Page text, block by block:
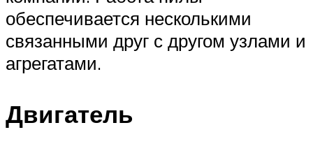
обеспечивается несколькими
связанными друг с другом узлами и
агрегатами.
Двигатель